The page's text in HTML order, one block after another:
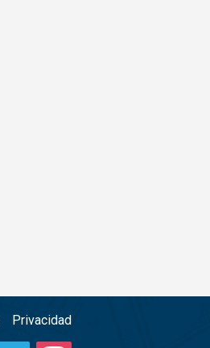
Privacidad